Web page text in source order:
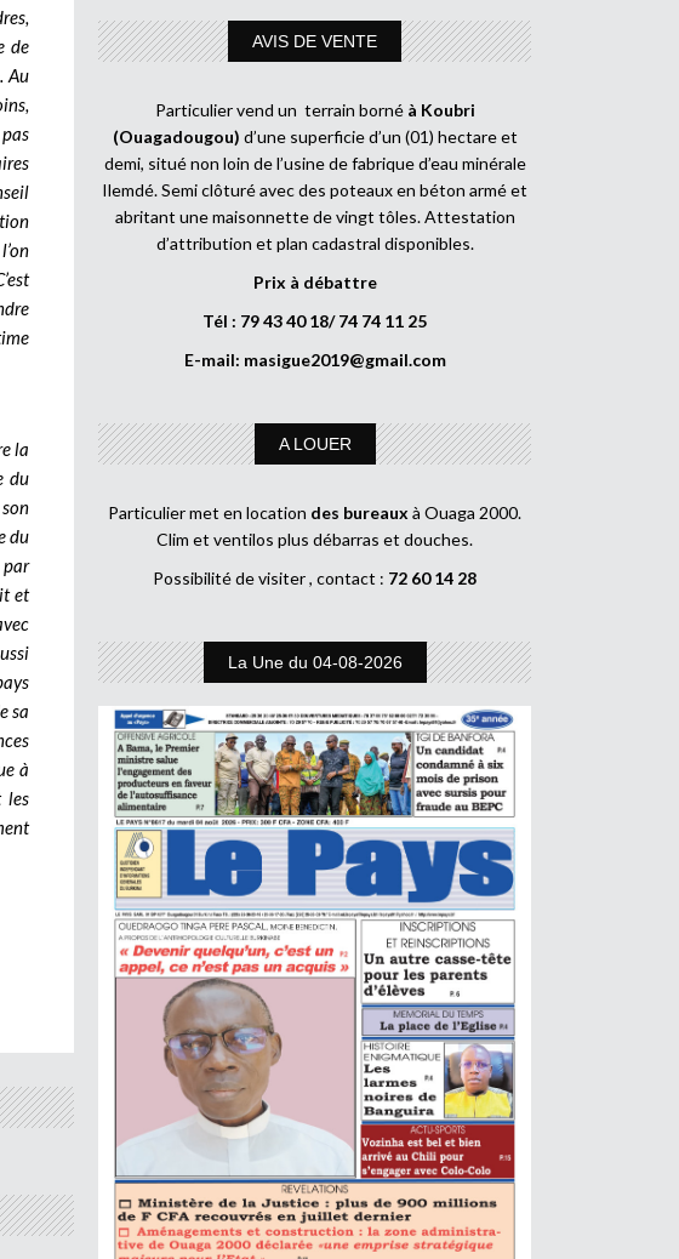
de
Au
la
du
du
par
et
sa
à
les
AVIS DE VENTE
Particulier vend un terrain borné à Koubri
(Ouagadougou) d’une superficie d’un (01) hectare et
demi, situé non loin de l’usine de fabrique d’eau minérale
Ilemdé. Semi clôturé avec des poteaux en béton armé et
abritant une maisonnette de vingt tôles. Attestation
d’attribution et plan cadastral disponibles.
Prix à débattre
Tél : 79 43 40 18/ 74 74 11 25
E-mail: masigue2019@gmail.com
A LOUER
Particulier met en location des bureaux à Ouaga 2000.
Clim et ventilos plus débarras et douches.
Possibilité de visiter , contact : 72 60 14 28
La Une du 04-08-2026